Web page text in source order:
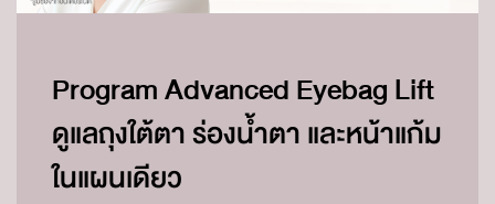
Program Advanced Eyebag Lift
ดูแลถุงใต้ตา ร่องน้ำตา และหน้าแก้ม
ในแผนเดียว